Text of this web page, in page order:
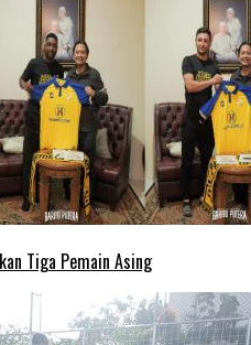
Tiga Pemain Asing